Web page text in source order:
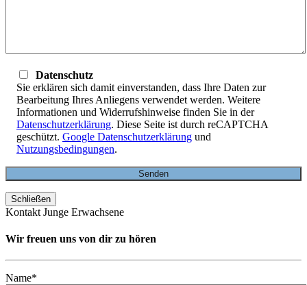
Datenschutz
Sie erklären sich damit einverstanden, dass Ihre Daten zur
Bearbeitung Ihres Anliegens verwendet werden. Weitere
Informationen und Widerrufshinweise finden Sie in der
Datenschutzerklärung. Diese Seite ist durch reCAPTCHA
geschützt. Google Datenschutzerklärung und
Nutzungsbedingungen.
Schließen
Kontakt Junge Erwachsene
Wir freuen uns von dir zu hören
Name*